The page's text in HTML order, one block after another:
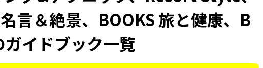
言＆絶景、BOOKS 旅と健康、B
イドブック一覧